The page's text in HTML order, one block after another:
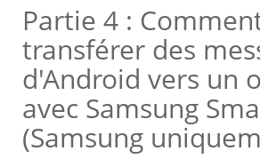
Partie 4 :
transférer des
d'Android vers un
avec Samsung
(Samsung